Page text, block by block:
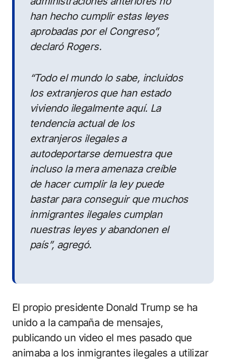
han hecho cumplir estas leyes
aprobadas por el Congreso”,
declaró Rogers.
“Todo el mundo lo sabe, incluidos
los extranjeros que han estado
viviendo ilegalmente aquí. La
tendencia actual de los
extranjeros ilegales a
autodeportarse demuestra que
incluso la mera amenaza creíble
de hacer cumplir la ley puede
bastar para conseguir que muchos
inmigrantes ilegales cumplan
nuestras leyes y abandonen el
país”, agregó.
El propio presidente Donald Trump se ha
unido a la campaña de mensajes,
publicando un video el mes pasado que
animaba a los inmigrantes ilegales a utilizar